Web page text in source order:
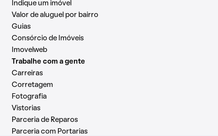
Indique um imóvel
Valor de aluguel por bairro
Guias
Consórcio de Imóveis
Imovelweb
Trabalhe com a gente
Carreiras
Corretagem
Fotografia
Vistorias
Parceria de Reparos
Parceria com Portarias